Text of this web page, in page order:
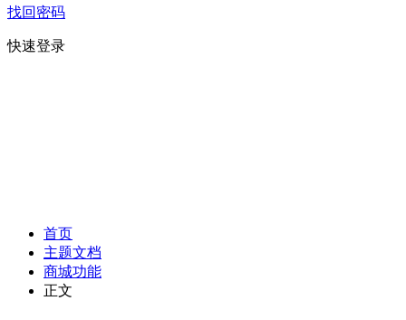
找回密码
快速登录
首页
主题文档
商城功能
正文